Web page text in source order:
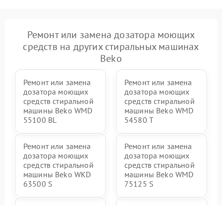
Ремонт или замена дозатора моющих
средств на других стиральных машинах
Beko
Ремонт или замена
дозатора моющих
средств стиральной
машины Beko WMD
55100 BL
Ремонт или замена
дозатора моющих
средств стиральной
машины Beko WMD
54580 T
Ремонт или замена
дозатора моющих
средств стиральной
машины Beko WKD
63500 S
Ремонт или замена
дозатора моющих
средств стиральной
машины Beko WMD
75125 S